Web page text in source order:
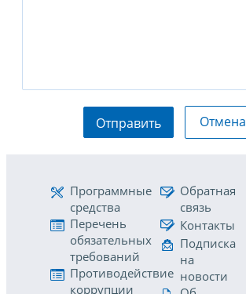
Отправить Отмена
Программные
средства
Перечень
обязательных
требований
Противодействие
коррупции
Обратная
связь
Контакты
Подписка
на
новости